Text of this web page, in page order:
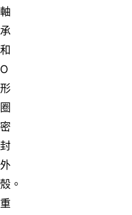
軸
承
和
O
形
圈
密
封
外
殼。
重